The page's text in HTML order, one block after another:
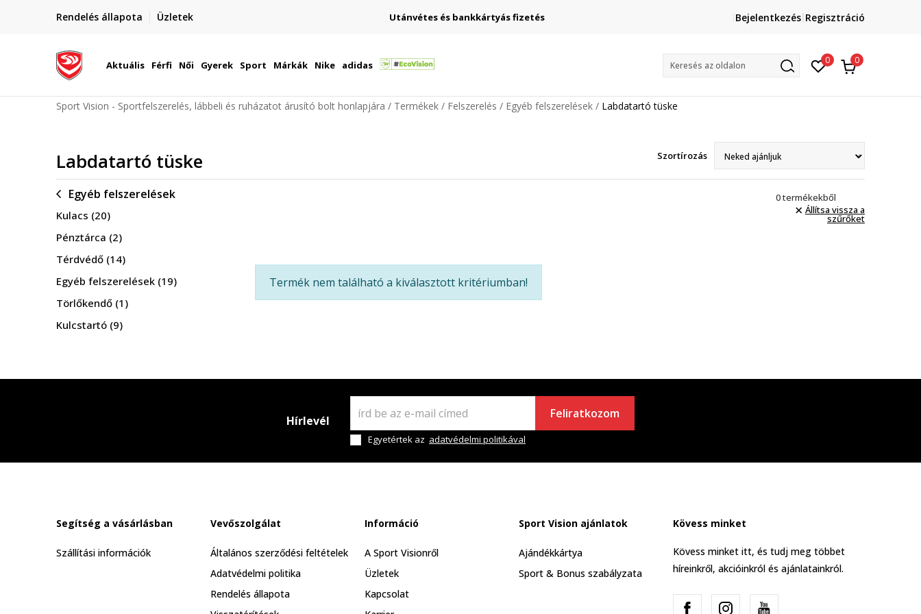
Rendelés állapota Üzletek
Szállítás Magyarország területén Utánvétes és bankkártyás fizetés
Lépj velünk kapcsolatba
online@sport-vision.huBejelentkezés Regisztráció
Aktuális Férfi Női Gyerek Sport Márkák Nike adidas Keresés az oldalon 0 0
Sport Vision - Sportfelszerelés, lábbeli és ruházatot árusító bolt honlapjára Termékek Felszerelés Egyéb felszerelések Labdatartó tüske
Labdatartó tüske Szortírozás
Egyéb felszerelések
Kulacs (20)
Pénztárca (2)
Térdvédő (14)
Egyéb felszerelések (19)
Törlőkendő (1)
Kulcstartó (9)
0termékekből
Állítsa vissza a
szűrőket
Termék nem található a kiválasztott kritériumban!
Hírlevél Feliratkozom
Egyetértek az adatvédelmi politikával
Segítség a vásárlásban
Szállítási információk
Vevőszolgálat
Általános szerződési feltételek
Adatvédelmi politika
Rendelés állapota
Információ
A Sport Visionről
Üzletek
Kapcsolat
Sport Vision ajánlatok
Ajándékkártya
Sport & Bonus szabályzata
Kövess minket
Kövess minket itt, és tudj meg többet
híreinkről, akcióinkról és ajánlatainkról.